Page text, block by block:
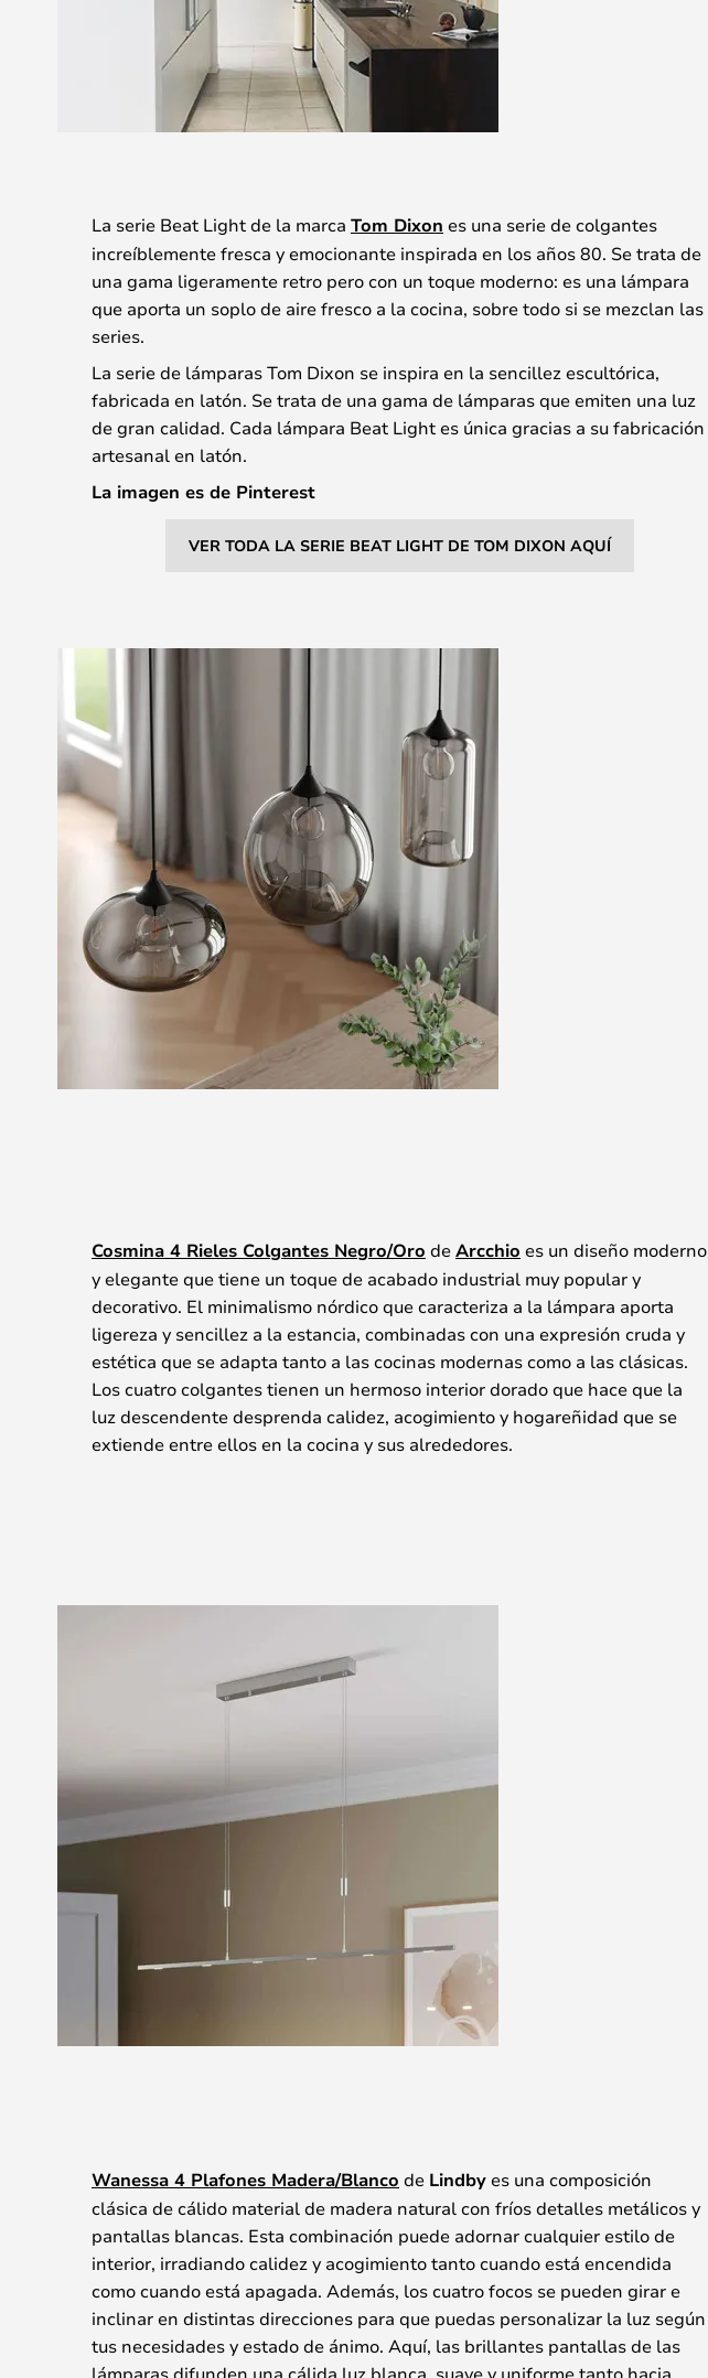
La serie Beat Light de la marca Tom Dixon es una serie de colgantes
increíblemente fresca y emocionante inspirada en los años 80. Se trata de
una gama ligeramente retro pero con un toque moderno: es una lámpara
que aporta un soplo de aire fresco a la cocina, sobre todo si se mezclan las
series.
La serie de lámparas Tom Dixon se inspira en la sencillez escultórica,
fabricada en latón. Se trata de una gama de lámparas que emiten una luz
de gran calidad. Cada lámpara Beat Light es única gracias a su fabricación
artesanal en latón.
La imagen es de Pinterest
VER TODA LA SERIE BEAT LIGHT DE TOM DIXON AQUÍ
Cosmina 4 Rieles Colgantes Negro/Oro deArcchio es un diseño moderno
y elegante que tiene un toque de acabado industrial muy popular y
decorativo. El minimalismo nórdico que caracteriza a la lámpara aporta
ligereza y sencillez a la estancia, combinadas con una expresión cruda y
estética que se adapta tanto a las cocinas modernas como a las clásicas.
Los cuatro colgantes tienen un hermoso interior dorado que hace que la
luz descendente desprenda calidez, acogimiento y hogareñidad que se
extiende entre ellos en la cocina y sus alrededores.
Wanessa 4 Plafones Madera/Blanco de Lindbyes una composición
clásica de cálido material de madera natural con fríos detalles metálicos y
pantallas blancas. Esta combinación puede adornar cualquier estilo de
interior, irradiando calidez y acogimiento tanto cuando está encendida
como cuando está apagada. Además, los cuatro focos se pueden girar e
inclinar en distintas direcciones para que puedas personalizar la luz según
tus necesidades y estado de ánimo. Aquí, las brillantes pantallas de las
lámparas difunden una cálida luz blanca, suave y uniforme tanto hacia